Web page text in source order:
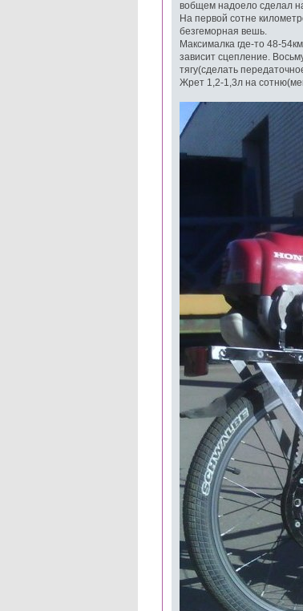
вобщем надоело сделал
На первой сотне
безгеморная вешь.
Максималка где-то 48-
зависит сцепление.
тягу(сделать
Жрет 1,2-1,3л на